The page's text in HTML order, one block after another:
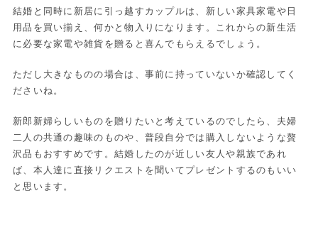
結婚と同時に新居に引っ越すカップルは、新しい家具家電や日
用品を買い揃え、何かと物入りになります。これからの新生活
に必要な家電や雑貨を贈ると喜んでもらえるでしょう。
ただし大きなものの場合は、事前に持っていないか確認してく
ださいね。
新郎新婦らしいものを贈りたいと考えているのでしたら、夫婦
二人の共通の趣味のものや、普段自分では購入しないような贅
沢品もおすすめです。結婚したのが近しい友人や親族であれ
ば、本人達に直接リクエストを聞いてプレゼントするのもいい
と思います。